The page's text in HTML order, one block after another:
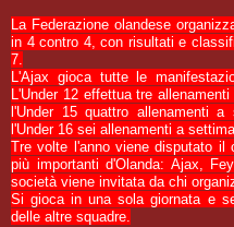
La Federazione olandese
in 4 contro 4, con risultati e
7.
L'Ajax gioca tutte le
L'Under 12 effettua tre
l'Under 15 quattro allenamenti
l'Under 16 sei allenamenti a
Tre volte l'anno viene disputato il
più importanti d'Olanda: Ajax,
società viene invitata da chi
Si gioca in una sola giornata e
delle altre squadre.